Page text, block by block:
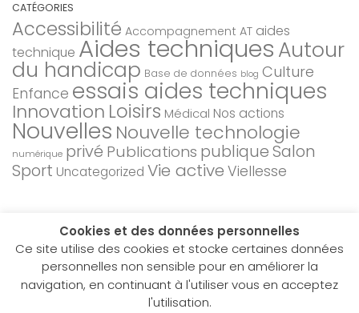
CATÉGORIES
Accessibilité Accompagnement AT aides
technique Aides techniquesAutour
du handicap Base de données blog Culture
Enfance essais aides techniques
Innovation Loisirs Médical Nos actions
Nouvelles Nouvelle technologie
numérique privé Publications publiqueSalon
Sport Uncategorized Vie active Viellesse
Hacavie © 2026. Tous droits réservés.
Fièrement propulsé par - Conçu par
Cookies et des données personnelles
Ce site utilise des cookies et stocke certaines données
personnelles non sensible pour en améliorer la
navigation, en continuant à l'utiliser vous en acceptez
l'utilisation.